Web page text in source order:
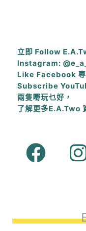
立即 Follow
Instagram:
Like Facebook 專
Subscribe
兩隻嘢玩乜好，
了解更多E.A.Two